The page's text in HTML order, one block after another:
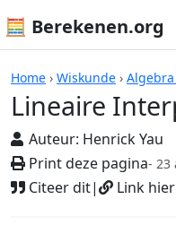
🧮 Berekenen.org
Home › Wiskunde ›
Lineaire
Auteur: Henrick Yau
Print deze pagina- 23
Citeer dit| Link